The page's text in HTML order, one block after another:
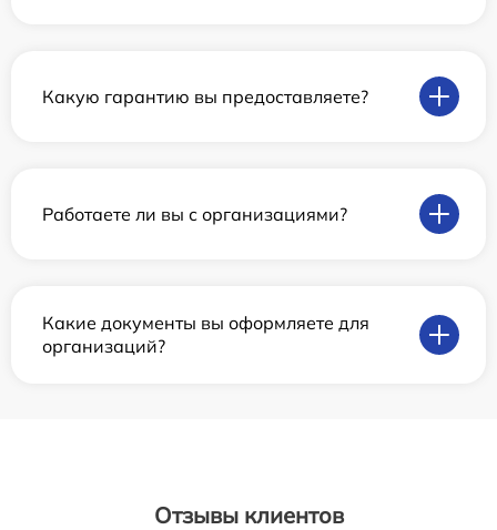
Какую гарантию вы предоставляете?
Работаете ли вы с организациями?
Какие документы вы оформляете для
организаций?
Отзывы клиентов